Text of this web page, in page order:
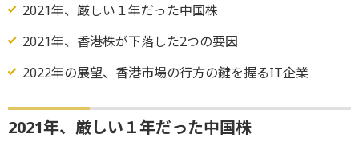
2021年、厳しい１年だった中国株
2021年、香港株が下落した2つの要因
2022年の展望、香港市場の行方の鍵を握るIT企業
2021年、厳しい１年だった中国株